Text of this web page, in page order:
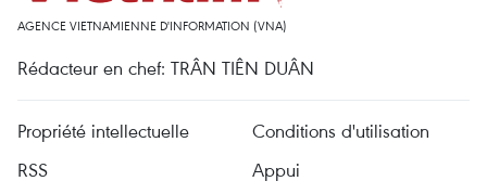
AGENCE VIETNAMIENNE D'INFORMATION (VNA)
Rédacteur en chef: TRÂN TIÊN DUÂN
Propriété intellectuelle
Conditions d'utilisation
RSS
Appui